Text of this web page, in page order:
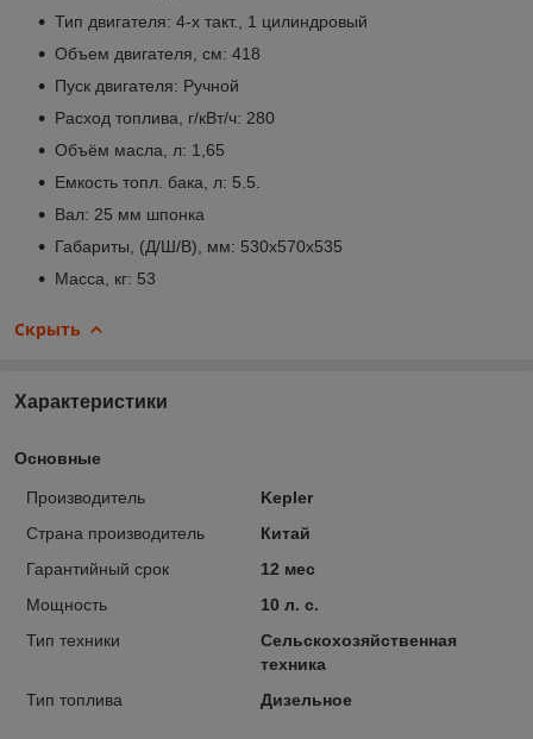
Тип двигателя: 4-х такт., 1 цилиндровый
Объем двигателя, см: 418
Пуск двигателя: Ручной
Расход топлива, г/кВт/ч: 280
Объём масла, л: 1,65
Емкость топл. бака, л: 5.5.
Вал: 25 мм шпонка
Габариты, (Д/Ш/В), мм: 530x570x535
Масса, кг: 53
Скрыть
Характеристики
Основные
Производитель
Kepler
Страна производитель
Китай
Гарантийный срок
12 мес
Мощность
10 л. с.
Тип техники
Сельскохозяйственная
техника
Тип топлива
Дизельное